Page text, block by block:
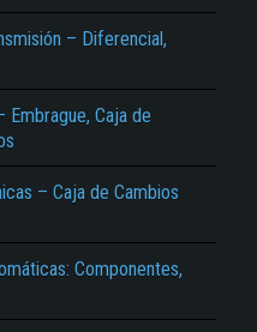
– Diferencial,
Embrague, Caja de
– Caja de Cambios
Componentes,
el contenido.
son erróneos.
el contenido.